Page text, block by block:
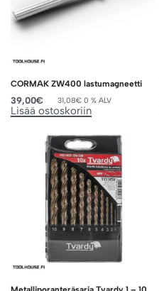
CORMAK ZW400 lastumagneetti
39,00€ 31,08€ 0 % ALV
Lisää ostoskoriin